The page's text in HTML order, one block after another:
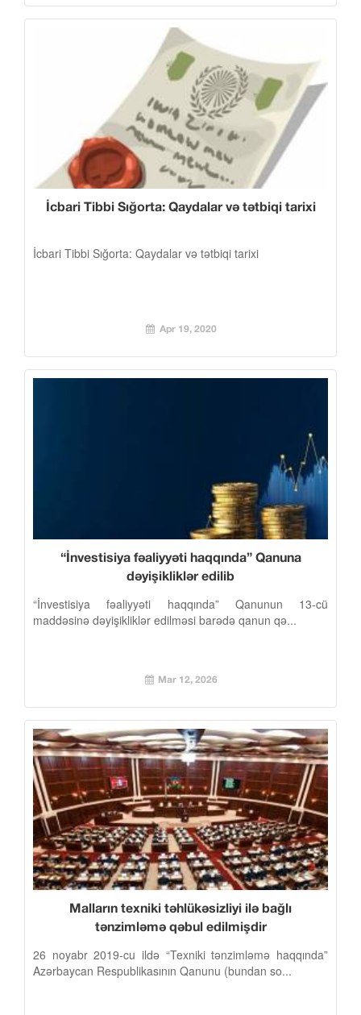
İcbari Tibbi Sığorta: Qaydalar və tətbiqi tarixi
İcbari Tibbi Sığorta: Qaydalar və tətbiqi tarixi
Apr 19, 2020
“İnvestisiya fəaliyyəti haqqında” Qanuna
dəyişikliklər edilib
“İnvestisiya fəaliyyəti haqqında” Qanunun 13-cü
maddəsinə dəyişikliklər edilməsi barədə qanun qə...
Mar 12, 2026
Malların texniki təhlükəsizliyi ilə bağlı
tənzimləmə qəbul edilmişdir
26 noyabr 2019-cu ildə “Texniki tənzimləmə haqqında”
Azərbaycan Respublikasının Qanunu (bundan so...